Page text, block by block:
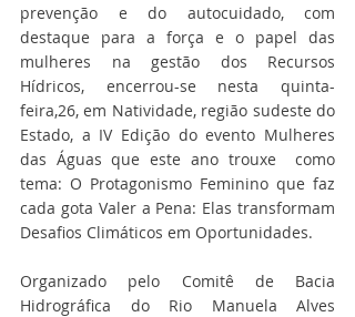
prevenção e do autocuidado, com
destaque para a força e o papel das
mulheres na gestão dos Recursos
Hídricos, encerrou-se nesta quinta-
feira,26, em Natividade, região sudeste do
Estado, a IV Edição do evento Mulheres
das Águas que este ano trouxe  como
tema: O Protagonismo Feminino que faz
cada gota Valer a Pena: Elas transformam
Desafios Climáticos em Oportunidades.
Organizado pelo Comitê de Bacia
Hidrográfica do Rio Manuela Alves